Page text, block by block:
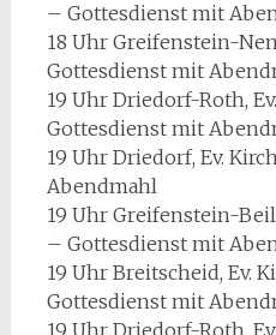
– Gottesdienst mit
18 Uhr Greifenstein-
Gottesdienst mit
19 Uhr Driedorf-Roth,
Gottesdienst mit
19 Uhr Driedorf, Ev.
Abendmahl
19 Uhr Greifenstein-
– Gottesdienst mit
19 Uhr Breitscheid, Ev.
Gottesdienst mit